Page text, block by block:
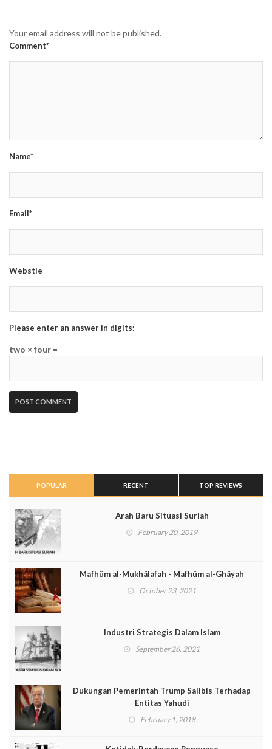
Your email address will not be published.
Comment*
Name*
Email*
Webstie
Please enter an answer in digits:
two × four =
POPULAR RECENT TOP REVIEWS
Arah Baru Situasi Suriah
February 20, 2019
Mafhûm al-Mukhâlafah - Mafhûm al-Ghâyah
October 23, 2021
Industri Strategis Dalam Islam
September 26, 2021
Dukungan Pemerintah Trump Salibis Terhadap
Entitas Yahudi
February 1, 2018